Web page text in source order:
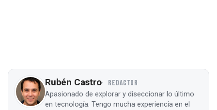
Rubén Castro REDACTOR
Apasionado de explorar y diseccionar lo último
en tecnología. Tengo mucha experiencia en el